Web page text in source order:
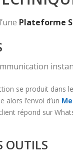
Plateforme
se produit dans
l’envoi d’un
répond sur
OUTILS